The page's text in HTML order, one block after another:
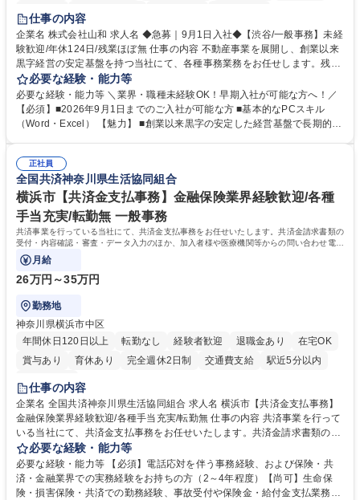
育休あり 完全週休2日制
仕事の内容
企業名 株式会社山和 求人名 ◆急募｜9月1日入社◆【渋谷/一般事務】未経
験歓迎/年休124日/残業ほぼ無 仕事の内容 不動産事業を展開し、創業以来
黒字経営の安定基盤を持つ当社にて、各種事務業務をお任せします。残業
がほぼ発生せず、連続した日程の有給取得が可能なため、WLBを整えたい
方にお勧めの環境です！ 入社後はOJTを通じて丁寧に研修を行いますの
で、事務未経験の方でも安心して臨むことができます。 【業務詳細】■電
話・来客対応 ■物件の鍵や社内の備品管理 ■データ入力や書類作成 ■契約
必要な経験・能力等
必要な経験・能力等 ＼業界・職種未経験OK！早期入社が可能な方へ！／
【必須】■2026年9月1日までのご入社が可能な方 ■基本的なPCスキル
（Word・Excel） 【魅力】 ■創業以来黒字の安定した経営基盤で長期的に
のOJTで業務を習得可能、未経験でもしっかりサポート 学歴・資格 学
歴：大学院 大学 高専 短大 語学力： 資格：
正社員
全国共済神奈川県生活協同組合
横浜市【共済金支払事務】金融保険業界経験歓迎/各種
手当充実/転勤無 一般事務
共済事業を行っている当社にて、共済金支払事務をお任せいたします。共済金請求書類の
受付・内容確認・審査・データ入力のほか、加入者様や医療機関等からの問い合わせ電話
対応や書類発送等を担当します。
月給
26万円～35万円
勤務地
神奈川県横浜市中区
年間休日120日以上
転勤なし 経験者歓迎 退職金あり
在宅OK
賞与あり
育休あり 完全週休2日制 交通費支給
駅近5分以内
土日祝休み
仕事の内容
企業名 全国共済神奈川県生活協同組合 求人名 横浜市【共済金支払事務】
金融保険業界経験歓迎/各種手当充実/転勤無 仕事の内容 共済事業を行って
いる当社にて、共済金支払事務をお任せいたします。共済金請求書類の受
付・内容確認・審査・データ入力のほか、加入者様や医療機関等からの問
い合わせ電話対応や書類発送等を担当します。 ■共済金請求書類の受付、
内容確認、および共済金支払に関する審査・事務処理業務全般を担当 ■専
用システムへのデータ入力、各種必要書類の作成・発送作業 ■加入者様や
必要な経験・能力等
必要な経験・能力等 【必須】電話応対を伴う事務経験、および保険・共
済・金融業界での実務経験をお持ちの方（2～4年程度）【尚可】生命保
険・損害保険・共済での勤務経験、事故受付や保険金・給付金支払業務経